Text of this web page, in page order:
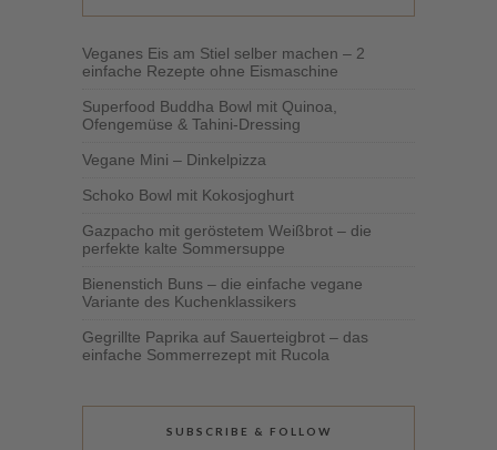
Veganes Eis am Stiel selber machen – 2
einfache Rezepte ohne Eismaschine
Superfood Buddha Bowl mit Quinoa,
Ofengemüse & Tahini-Dressing
Vegane Mini – Dinkelpizza
Schoko Bowl mit Kokosjoghurt
Gazpacho mit geröstetem Weißbrot – die
perfekte kalte Sommersuppe
Bienenstich Buns – die einfache vegane
Variante des Kuchenklassikers
Gegrillte Paprika auf Sauerteigbrot – das
einfache Sommerrezept mit Rucola
SUBSCRIBE & FOLLOW